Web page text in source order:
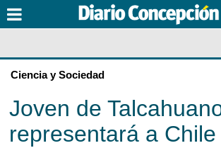
Ciencia y Sociedad
Joven de
representará a Chile